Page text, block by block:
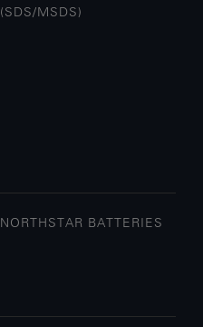
(SDS/MSDS)
NORTHSTAR BATTERIES